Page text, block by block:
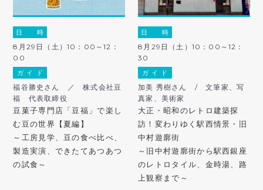
日 時
8月29日（土）10：00～12：
00
ガ イ ド
福谷勝史さん ／ 株式会社豆
福 代表取締役
豆菓子専門店「豆福」で楽し
む豆の世界【夏編】
～工房見学、豆の食べ比べ、
製造実演、できたてあつあつ
の試食～
日 時
8月29日（土）10：00～12：
30
ガ イ ド
加美 秀樹さん / 文筆家、写
真家、美術家
大正・昭和のレトロ建築探
訪！変わりゆく駅西情景・旧
中村遊廓街
～旧中村遊廓街から駅西銀座
のレトロタイル、金時湯、路
上観察まで～